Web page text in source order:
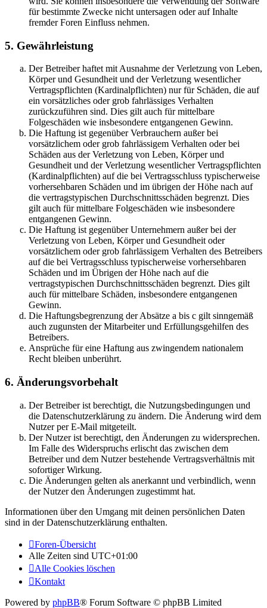
für bestimmte Zwecke nicht untersagen oder auf Inhalte
fremder Foren Einfluss nehmen.
5. Gewährleistung
Der Betreiber haftet mit Ausnahme der Verletzung von Leben,
Körper und Gesundheit und der Verletzung wesentlicher
Vertragspflichten (Kardinalpflichten) nur für Schäden, die auf
ein vorsätzliches oder grob fahrlässiges Verhalten
zurückzuführen sind. Dies gilt auch für mittelbare
Folgeschäden wie insbesondere entgangenen Gewinn.
Die Haftung ist gegenüber Verbrauchern außer bei
vorsätzlichem oder grob fahrlässigem Verhalten oder bei
Schäden aus der Verletzung von Leben, Körper und
Gesundheit und der Verletzung wesentlicher Vertragspflichten
(Kardinalpflichten) auf die bei Vertragsschluss typischerweise
vorhersehbaren Schäden und im übrigen der Höhe nach auf
die vertragstypischen Durchschnittsschäden begrenzt. Dies
gilt auch für mittelbare Folgeschäden wie insbesondere
entgangenen Gewinn.
Die Haftung ist gegenüber Unternehmern außer bei der
Verletzung von Leben, Körper und Gesundheit oder
vorsätzlichem oder grob fahrlässigem Verhalten des Betreibers
auf die bei Vertragsschluss typischerweise vorhersehbaren
Schäden und im Übrigen der Höhe nach auf die
vertragstypischen Durchschnittsschäden begrenzt. Dies gilt
auch für mittelbare Schäden, insbesondere entgangenen
Gewinn.
Die Haftungsbegrenzung der Absätze a bis c gilt sinngemäß
auch zugunsten der Mitarbeiter und Erfüllungsgehilfen des
Betreibers.
Ansprüche für eine Haftung aus zwingendem nationalem
Recht bleiben unberührt.
6. Änderungsvorbehalt
Der Betreiber ist berechtigt, die Nutzungsbedingungen und
die Datenschutzerklärung zu ändern. Die Änderung wird dem
Nutzer per E-Mail mitgeteilt.
Der Nutzer ist berechtigt, den Änderungen zu widersprechen.
Im Falle des Widerspruchs erlischt das zwischen dem
Betreiber und dem Nutzer bestehende Vertragsverhältnis mit
sofortiger Wirkung.
Die Änderungen gelten als anerkannt und verbindlich, wenn
der Nutzer den Änderungen zugestimmt hat.
Informationen über den Umgang mit deinen persönlichen Daten
sind in der Datenschutzerklärung enthalten.
Foren-Übersicht
Alle Zeiten sind UTC+01:00
Alle Cookies löschen
Kontakt
Powered by phpBB® Forum Software © phpBB Limited